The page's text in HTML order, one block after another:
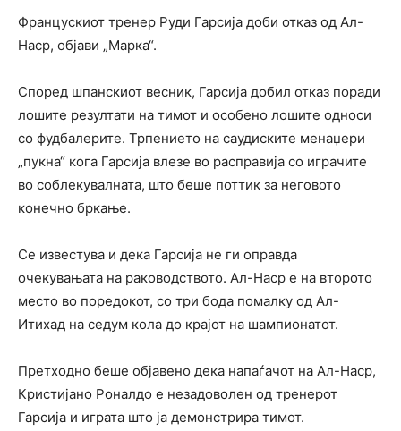
Францускиот тренер Руди Гарсија доби отказ од Ал-
Наср, објави „Марка“.
Според шпанскиот весник, Гарсија добил отказ поради
лошите резултати на тимот и особено лошите односи
со фудбалерите. Трпението на саудиските менаџери
„пукна“ кога Гарсија влезе во расправија со играчите
во соблекувалната, што беше поттик за неговото
конечно бркање.
Се известува и дека Гарсија не ги оправда
очекувањата на раководството. Ал-Наср е на второто
место во поредокот, со три бода помалку од Ал-
Итихад на седум кола до крајот на шампионатот.
Претходно беше објавено дека напаѓачот на Ал-Наср,
Кристијано Роналдо е незадоволен од тренерот
Гарсија и играта што ја демонстрира тимот.